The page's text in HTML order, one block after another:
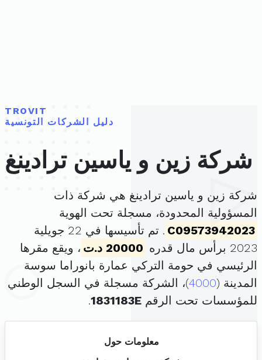
TROVIT
دليل الشركات التونسية
شركة زين و ياسين ترادينغ
شركة زين و ياسين ترادينغ هي شركة ذات
المسؤولية المحدودة، مسجلة تحت الهوية
C09573942023
. تم تأسيسها في 22 جويلية
2023 برأس مال قدره
20000 د.ت
، ويقع مقرها
الرئيسي في حومة التركي عمارة بانوراما سوسة
المدينة (4000)، الشركة مسجلة في السجل الوطني
للمؤسسات تحت الرقم 1831183E
.
معلومات حول